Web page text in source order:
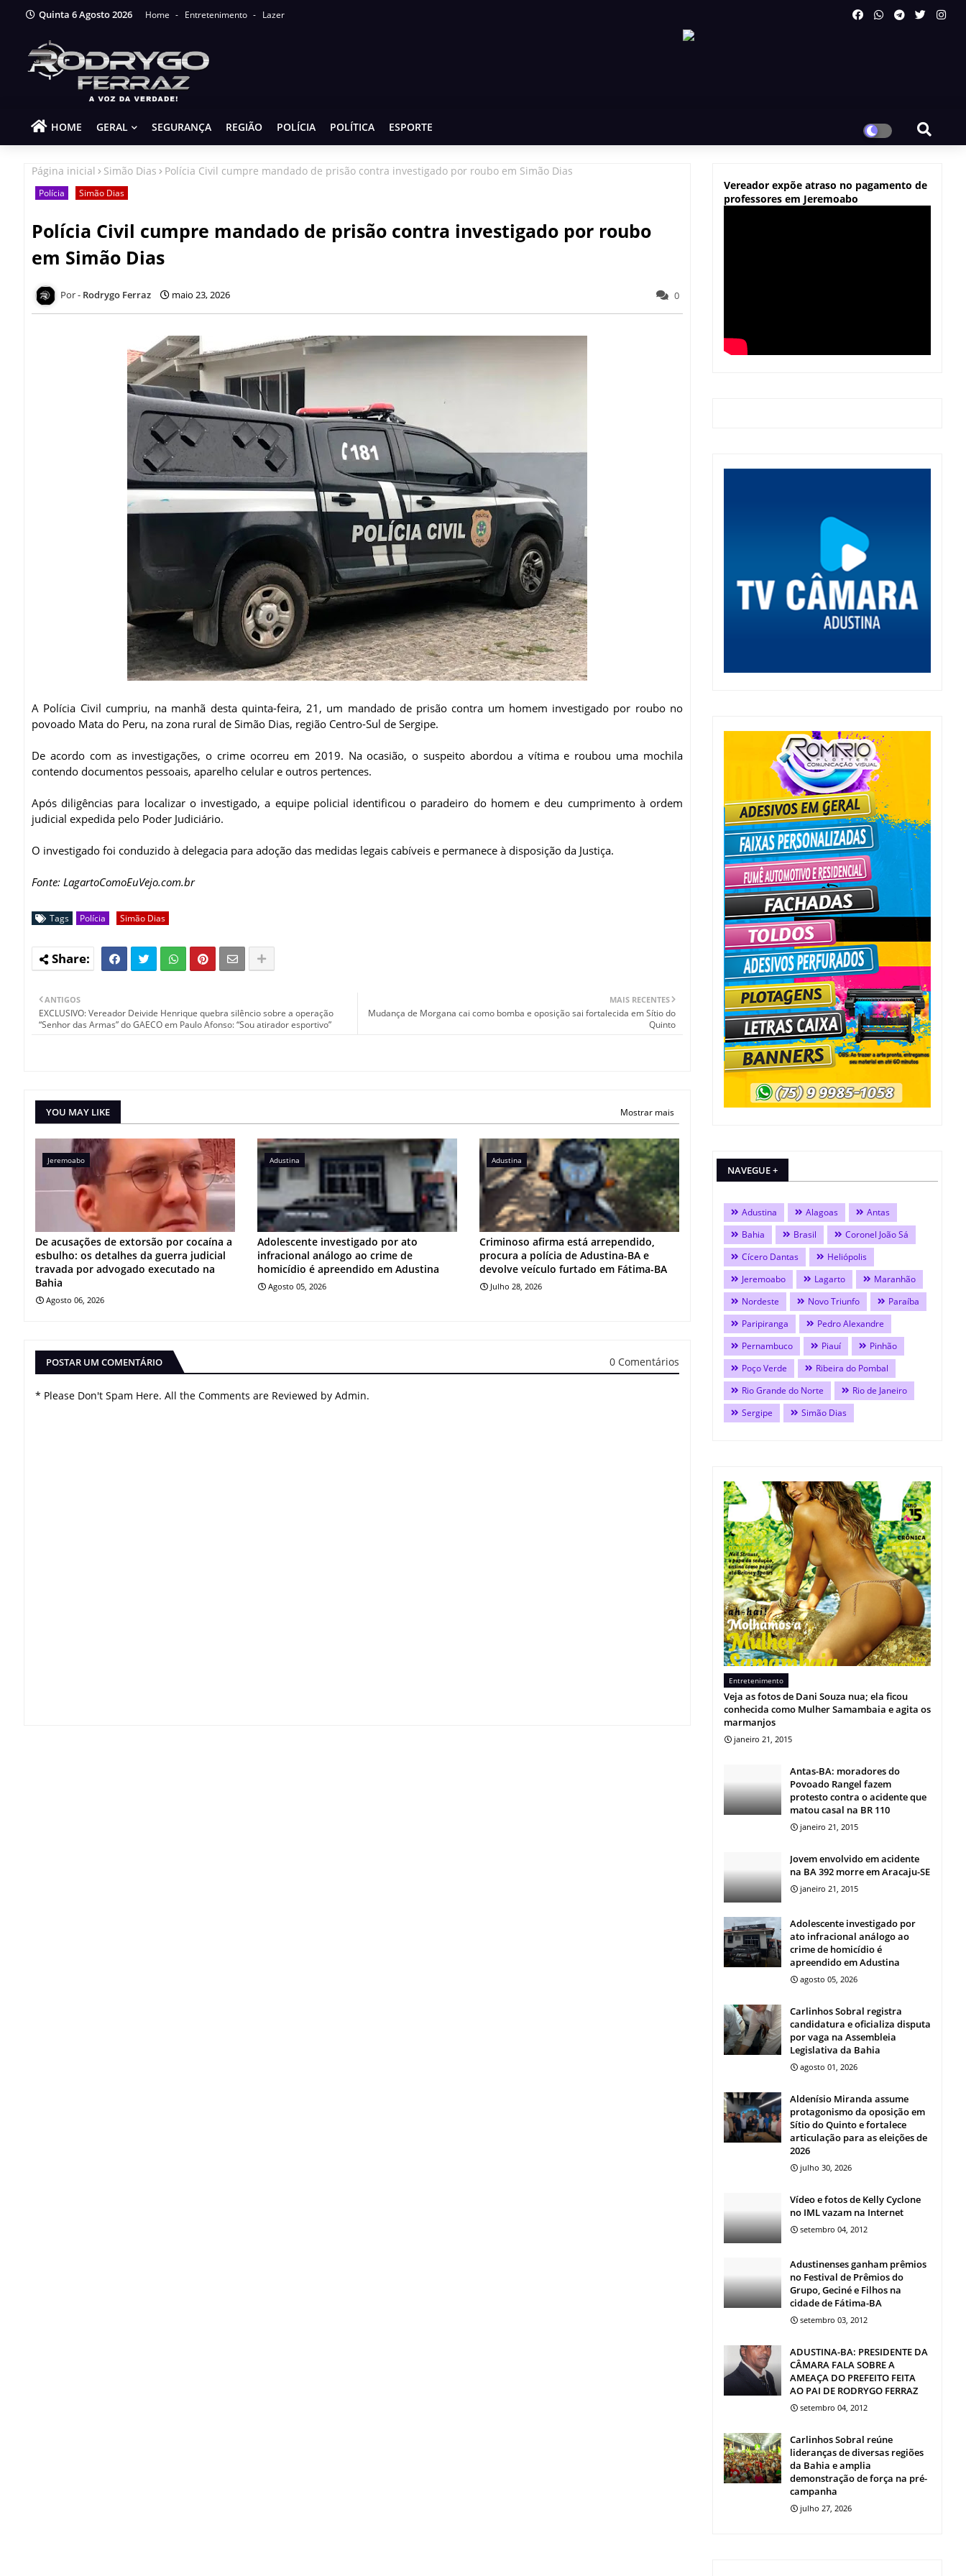
Quinta 6 Agosto 2026 Home Entretenimento Lazer
HOME GERAL SEGURANÇA REGIÃO POLÍCIA POLÍTICA ESPORTE
Página inicial Simão Dias Polícia Civil cumpre mandado de prisão contra investigado por roubo em Simão Dias
Polícia Simão Dias
Polícia Civil cumpre mandado de prisão contra investigado por roubo
em Simão Dias
Rodrygo Ferraz maio 23, 2026 0
A Polícia Civil cumpriu, na manhã desta quinta-feira, 21, um mandado de prisão contra um homem investigado por roubo no
povoado Mata do Peru, na zona rural de Simão Dias, região Centro-Sul de Sergipe.
De acordo com as investigações, o crime ocorreu em 2019. Na ocasião, o suspeito abordou a vítima e roubou uma mochila
contendo documentos pessoais, aparelho celular e outros pertences.
Após diligências para localizar o investigado, a equipe policial identificou o paradeiro do homem e deu cumprimento à ordem
judicial expedida pelo Poder Judiciário.
O investigado foi conduzido à delegacia para adoção das medidas legais cabíveis e permanece à disposição da Justiça.
Fonte: LagartoComoEuVejo.com.br
Tags Polícia Simão Dias
MAIS RECENTES
Mudança de Morgana cai como bomba e oposição sai fortalecida em Sítio do
Quinto
ANTIGOS
EXCLUSIVO: Vereador Deivide Henrique quebra silêncio sobre a operação
“Senhor das Armas” do GAECO em Paulo Afonso: “Sou atirador esportivo”
YOU MAY LIKE Mostrar mais
Jeremoabo
De acusações de extorsão por cocaína a
esbulho: os detalhes da guerra judicial
travada por advogado executado na
Bahia
Agosto 06, 2026
Adustina
Adolescente investigado por ato
infracional análogo ao crime de
homicídio é apreendido em Adustina
Agosto 05, 2026
Adustina
Criminoso afirma está arrependido,
procura a polícia de Adustina-BA e
devolve veículo furtado em Fátima-BA
Julho 28, 2026
POSTAR UM COMENTÁRIO 0 Comentários
* Please Don't Spam Here. All the Comments are Reviewed by Admin.
Vereador expõe atraso no pagamento de
professores em Jeremoabo
NAVEGUE +
Adustina Alagoas
Antas
Bahia
Brasil
Coronel João Sá
Cícero Dantas
Heliópolis
Jeremoabo
Lagarto
Maranhão
Nordeste
Novo Triunfo
Paraíba
Paripiranga
Pedro Alexandre
Pernambuco
Piauí
Pinhão
Poço Verde
Ribeira do Pombal
Rio Grande do Norte
Rio de Janeiro
Sergipe
Simão Dias
Entretenimento
Veja as fotos de Dani Souza nua; ela ficou
conhecida como Mulher Samambaia e agita os
marmanjos
janeiro 21, 2015
Antas-BA: moradores do
Povoado Rangel fazem
protesto contra o acidente que
matou casal na BR 110
janeiro 21, 2015
Jovem envolvido em acidente
na BA 392 morre em Aracaju-SE
janeiro 21, 2015
Adolescente investigado por
ato infracional análogo ao
crime de homicídio é
apreendido em Adustina
agosto 05, 2026
Carlinhos Sobral registra
candidatura e oficializa disputa
por vaga na Assembleia
Legislativa da Bahia
agosto 01, 2026
Aldenísio Miranda assume
protagonismo da oposição em
Sítio do Quinto e fortalece
articulação para as eleições de
2026
julho 30, 2026
Vídeo e fotos de Kelly Cyclone
no IML vazam na Internet
setembro 04, 2012
Adustinenses ganham prêmios
no Festival de Prêmios do
Grupo, Geciné e Filhos na
cidade de Fátima-BA
setembro 03, 2012
ADUSTINA-BA: PRESIDENTE DA
CÂMARA FALA SOBRE A
AMEAÇA DO PREFEITO FEITA
AO PAI DE RODRYGO FERRAZ
setembro 04, 2012
Carlinhos Sobral reúne
lideranças de diversas regiões
da Bahia e amplia
demonstração de força na pré-
campanha
julho 27, 2026